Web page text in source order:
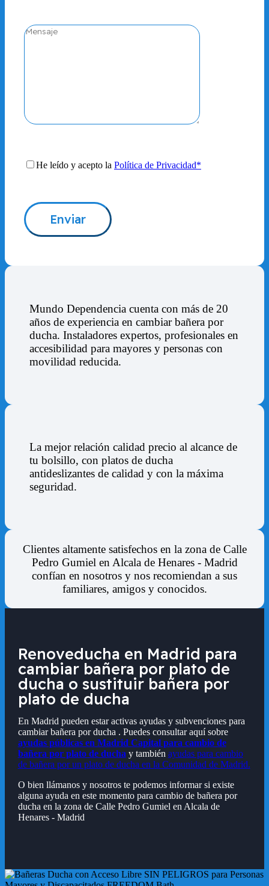
He leído y acepto la Política de Privacidad*
Mundo Dependencia cuenta con más de 20
años de experiencia en cambiar bañera por
ducha. Instaladores expertos, profesionales en
accesibilidad para mayores y personas con
movilidad reducida.
La mejor relación calidad precio al alcance de
tu bolsillo, con platos de ducha
antideslizantes de calidad y con la máxima
seguridad.
Clientes altamente satisfechos en la zona de Calle
Pedro Gumiel en Alcala de Henares - Madrid
confían en nosotros y nos recomiendan a sus
familiares, amigos y conocidos.
Renoveducha en Madrid para
cambiar bañera por plato de
ducha o sustituir bañera por
plato de ducha
En Madrid pueden estar activas ayudas y subvenciones para
cambiar bañera por ducha . Puedes consultar aquí sobre
ayudas públicas en Madrid Capital para cambio de
bañera por plato de ducha y también ayudas para cambio
de bañera por un plato de ducha en la Comunidad de Madrid.
O bien llámanos y nosotros te podemos informar si existe
alguna ayuda en este momento para cambio de bañera por
ducha en la zona de Calle Pedro Gumiel en Alcala de
Henares - Madrid